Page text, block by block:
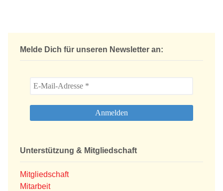
Melde Dich für unseren Newsletter an:
Unterstützung & Mitgliedschaft
Mitgliedschaft
Mitarbeit